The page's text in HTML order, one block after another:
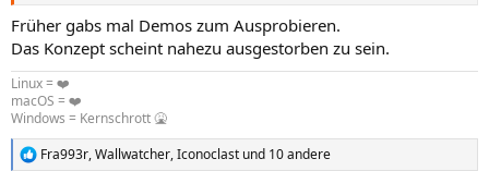
Früher gabs mal Demos zum Ausprobieren.
Das Konzept scheint nahezu ausgestorben zu sein.
Linux = ❤️
macOS = ❤️
Windows = Kernschrott 🤮
R
Fra993r,Wallwatcher,Iconoclast und 10 andere